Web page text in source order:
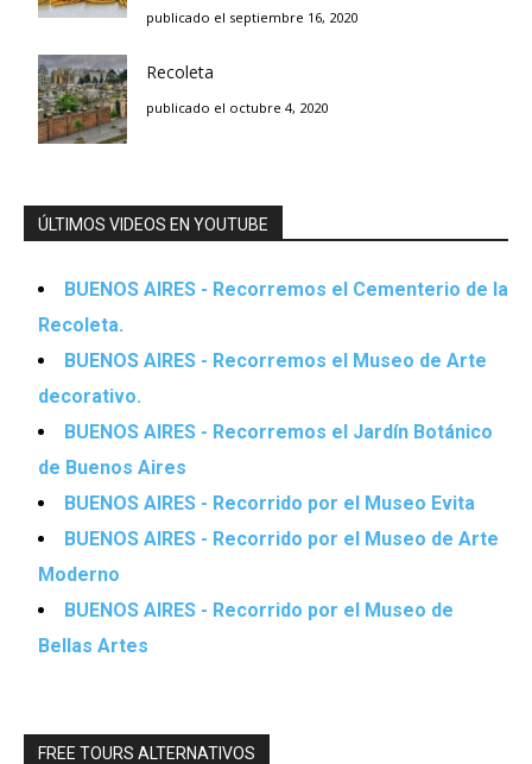
publicado el septiembre 16, 2020
Recoleta
publicado el octubre 4, 2020
ÚLTIMOS VIDEOS EN YOUTUBE
BUENOS AIRES - Recorremos el Cementerio de la
Recoleta.
BUENOS AIRES - Recorremos el Museo de Arte
decorativo.
BUENOS AIRES - Recorremos el Jardín Botánico
de Buenos Aires
BUENOS AIRES - Recorrido por el Museo Evita
BUENOS AIRES - Recorrido por el Museo de Arte
Moderno
BUENOS AIRES - Recorrido por el Museo de
Bellas Artes
FREE TOURS ALTERNATIVOS